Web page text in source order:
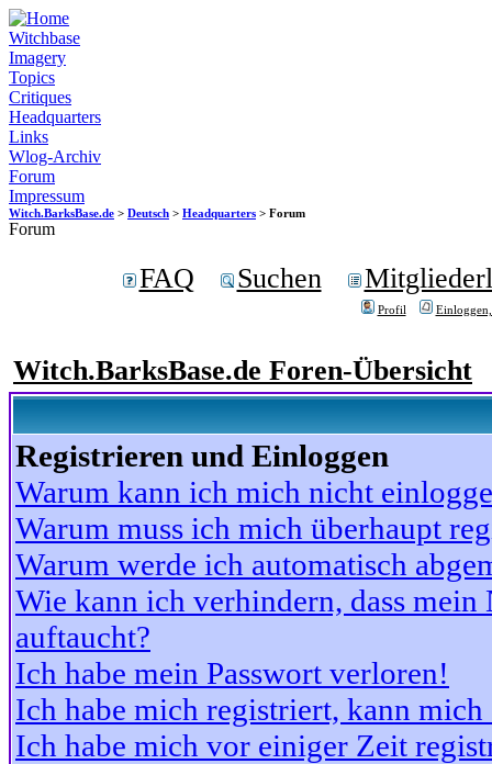
Witchbase
Imagery
Topics
Critiques
Headquarters
Links
Wlog-Archiv
Forum
Impressum
Witch.BarksBase.de > Deutsch > Headquarters > Forum
Forum
FAQ Suchen
Profil
Witch.BarksBase.de Foren-Übersicht
Registrieren und Einloggen
Warum kann ich mich nicht
Warum muss ich mich überhaupt
Warum werde ich automatisch
Wie kann ich verhindern, dass
auftaucht?
Ich habe mein Passwort verloren!
Ich habe mich registriert, kann
Ich habe mich vor einiger Zeit